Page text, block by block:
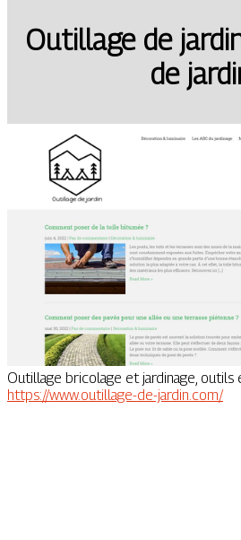
Outillage de
de
Outillage bricolage et jardinage,
https://www.outillage-de-jardin.com/